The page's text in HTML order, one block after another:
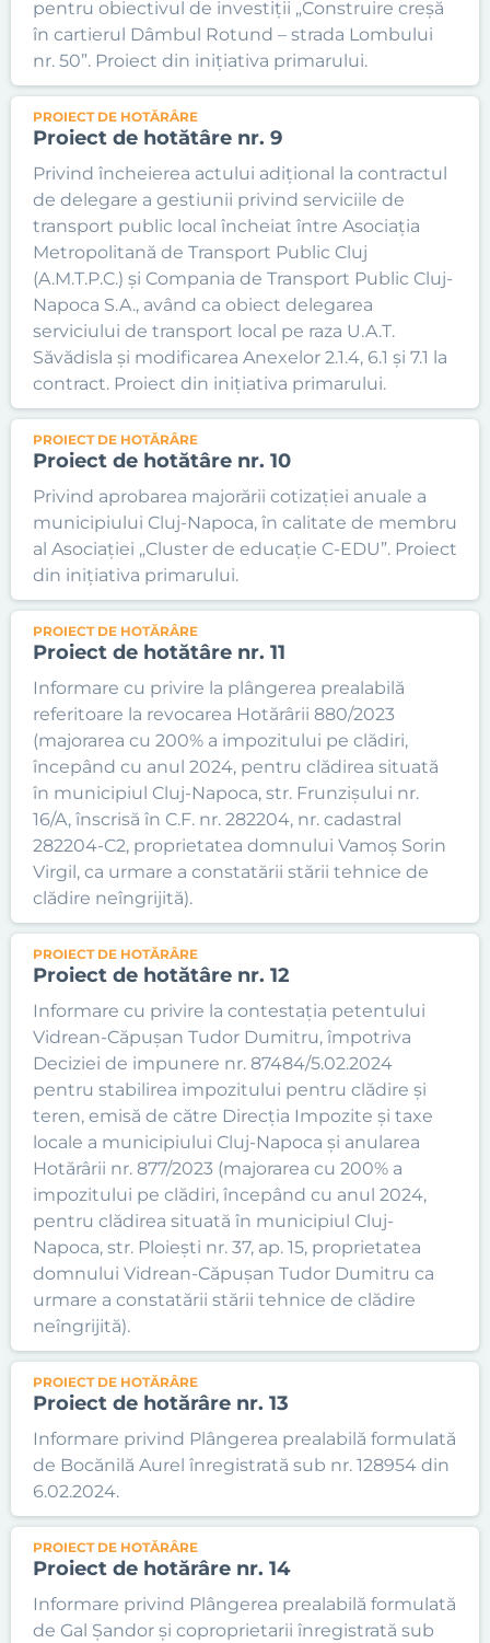
pentru obiectivul de investiții „Construire creșă
în cartierul Dâmbul Rotund – strada Lombului
nr. 50”. Proiect din inițiativa primarului.
PROIECT DE HOTĂRÂRE
Proiect de hotătâre nr. 9
Privind încheierea actului adițional la contractul
de delegare a gestiunii privind serviciile de
transport public local încheiat între Asociația
Metropolitană de Transport Public Cluj
(A.M.T.P.C.) și Compania de Transport Public Cluj-
Napoca S.A., având ca obiect delegarea
serviciului de transport local pe raza U.A.T.
Săvădisla și modificarea Anexelor 2.1.4, 6.1 și 7.1 la
contract. Proiect din inițiativa primarului.
PROIECT DE HOTĂRÂRE
Proiect de hotătâre nr. 10
Privind aprobarea majorării cotizației anuale a
municipiului Cluj-Napoca, în calitate de membru
al Asociației „Cluster de educație C-EDU”. Proiect
din inițiativa primarului.
PROIECT DE HOTĂRÂRE
Proiect de hotătâre nr. 11
Informare cu privire la plângerea prealabilă
referitoare la revocarea Hotărârii 880/2023
(majorarea cu 200% a impozitului pe clădiri,
începând cu anul 2024, pentru clădirea situată
în municipiul Cluj-Napoca, str. Frunzișului nr.
16/A, înscrisă în C.F. nr. 282204, nr. cadastral
282204-C2, proprietatea domnului Vamoș Sorin
Virgil, ca urmare a constatării stării tehnice de
clădire neîngrijită).
PROIECT DE HOTĂRÂRE
Proiect de hotătâre nr. 12
Informare cu privire la contestația petentului
Vidrean-Căpușan Tudor Dumitru, împotriva
Deciziei de impunere nr. 87484/5.02.2024
pentru stabilirea impozitului pentru clădire și
teren, emisă de către Direcția Impozite și taxe
locale a municipiului Cluj-Napoca și anularea
Hotărârii nr. 877/2023 (majorarea cu 200% a
impozitului pe clădiri, începând cu anul 2024,
pentru clădirea situată în municipiul Cluj-
Napoca, str. Ploiești nr. 37, ap. 15, proprietatea
domnului Vidrean-Căpușan Tudor Dumitru ca
urmare a constatării stării tehnice de clădire
neîngrijită).
PROIECT DE HOTĂRÂRE
Proiect de hotărâre nr. 13
Informare privind Plângerea prealabilă formulată
de Bocănilă Aurel înregistrată sub nr. 128954 din
6.02.2024.
PROIECT DE HOTĂRÂRE
Proiect de hotărâre nr. 14
Informare privind Plângerea prealabilă formulată
de Gal Șandor și coproprietarii înregistrată sub